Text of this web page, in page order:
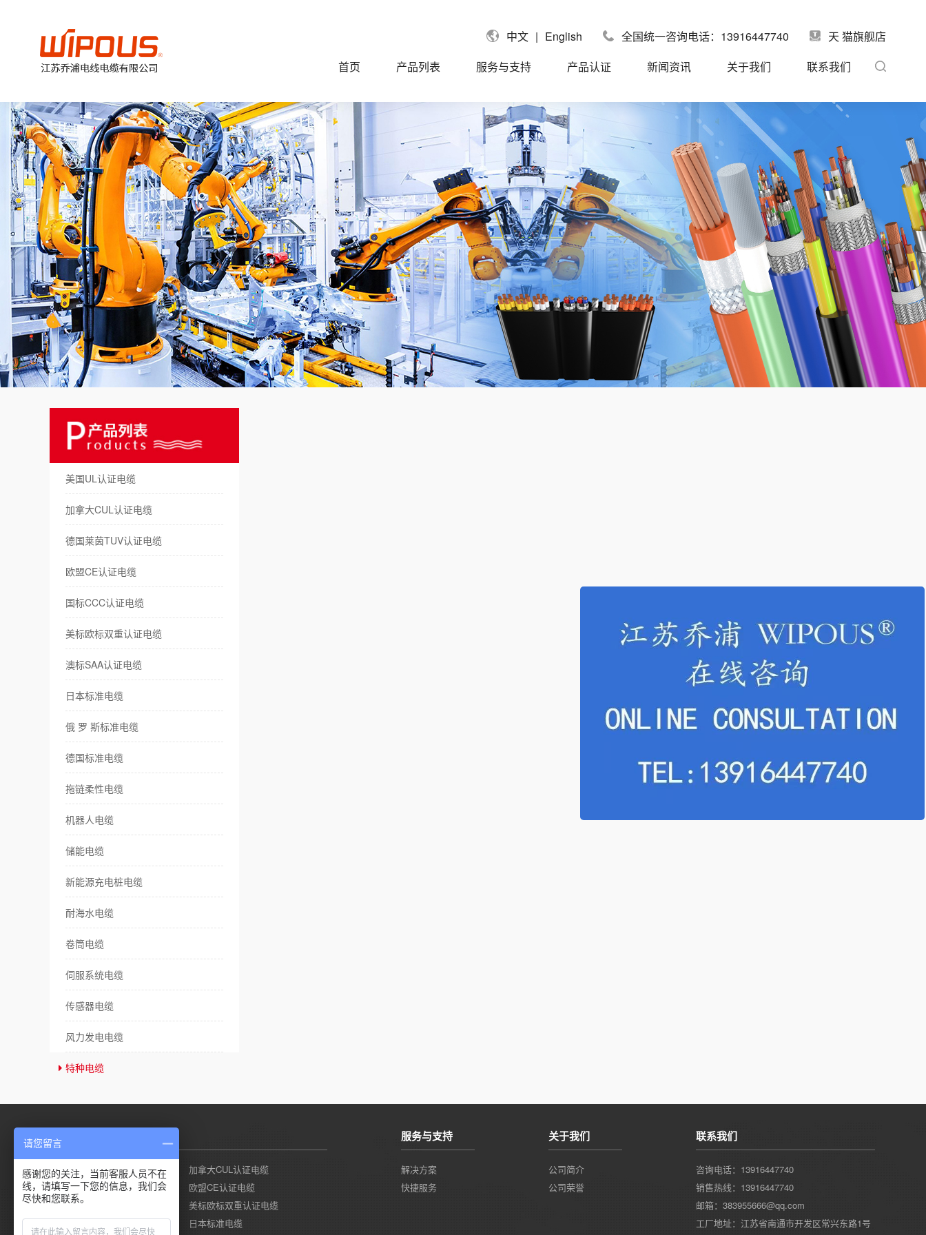
中文 | English 全国统一咨询电话：13916447740
天 猫旗舰店
首页
产品列表
美国UL认证电缆
加拿大CUL认证电缆
德国莱茵TUV认证电缆
欧盟CE认证电缆
国标CCC认证电缆
美标欧标双重认证电缆
澳标SAA认证电缆
日本标准电缆
UL758单芯线
UL758信号电缆
UL758控制电缆
UL758动力电缆
UL758聚氨酯PUR/TPU电缆
UL83标准
UL44标准
UL1277标准
服务与支持 产品认证 新闻资讯 关于我们 联系我们
美国UL认证电缆
加拿大CUL认证电缆
德国莱茵TUV认证电缆
欧盟CE认证电缆
国标CCC认证电缆
美标欧标双重认证电缆
澳标SAA认证电缆
日本标准电缆
俄 罗 斯标准电缆
德国标准电缆
拖链柔性电缆
机器人电缆
储能电缆
新能源充电桩电缆
耐海水电缆
卷筒电缆
伺服系统电缆
传感器电缆
风力发电电缆
特种电缆
产品列表
美国UL认证电缆
加拿大CUL认证电缆
德国莱茵TUV认证电缆
欧盟CE认证电缆
国标CCC认证电缆
美标欧标双重认证电缆
澳标SAA认证电缆
日本标准电缆
服务与支持
解决方案
快捷服务
关于我们
公司简介
公司荣誉
联系我们
咨询电话：13916447740
销售热线：13916447740
邮箱：383955666@qq.com
工厂地址：江苏省南通市开发区常兴东路1号
请您留言
感谢您的关注，当前客服人员不在
线，请填写一下您的信息，我们会
尽快和您联系。